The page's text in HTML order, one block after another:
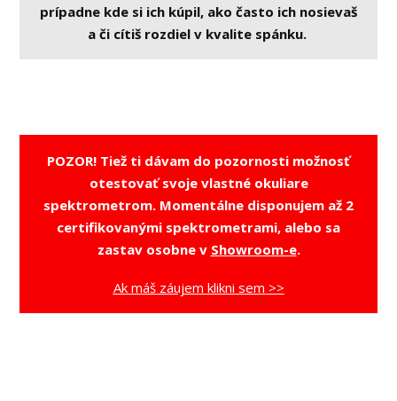
prípadne kde si ich kúpil, ako často ich nosievaš
a či cítiš rozdiel v kvalite spánku.
POZOR! Tiež ti dávam do pozornosti možnosť
otestovať svoje vlastné okuliare
spektrometrom. Momentálne disponujem až 2
certifikovanými spektrometrami, alebo sa
zastav osobne v Showroom-e.
Ak máš záujem klikni sem >>